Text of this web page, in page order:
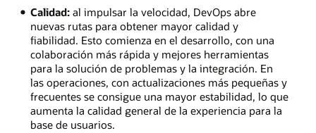
Calidad:al impulsar la velocidad, DevOps abre
nuevas rutas para obtener mayor calidad y
fiabilidad. Esto comienza en el desarrollo, con una
colaboración más rápida y mejores herramientas
para la solución de problemas y la integración. En
las operaciones, con actualizaciones más pequeñas y
frecuentes se consigue una mayor estabilidad, lo que
aumenta la calidad general de la experiencia para la
base de usuarios.